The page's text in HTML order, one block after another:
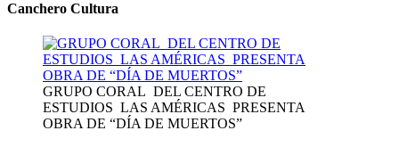
Canchero Cultura
GRUPO CORAL DEL CENTRO DE
ESTUDIOS LAS AMÉRICAS PRESENTA
OBRA DE “DÍA DE MUERTOS”